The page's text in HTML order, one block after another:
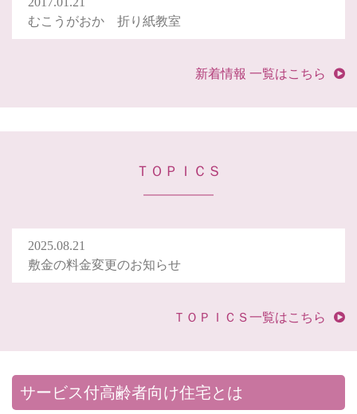
むこうがおか 折り紙教室
新着情報 一覧はこちら
ＴＯＰＩＣＳ
2025.08.21
敷金の料金変更のお知らせ
ＴＯＰＩＣＳ一覧はこちら
サービス付高齢者向け住宅とは